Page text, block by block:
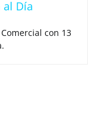
al Día
con 13